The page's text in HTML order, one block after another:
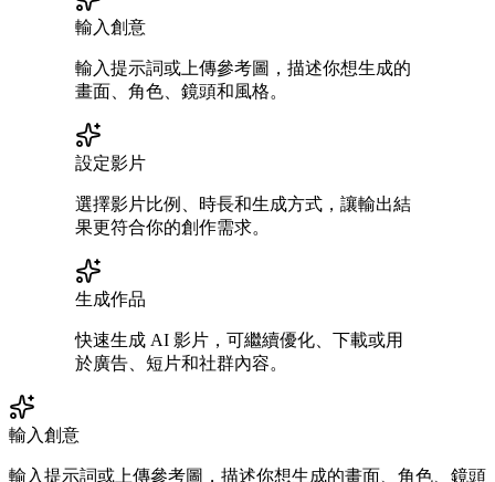
輸入創意
輸入提示詞或上傳參考圖，描述你想生成的
畫面、角色、鏡頭和風格。
設定影片
選擇影片比例、時長和生成方式，讓輸出結
果更符合你的創作需求。
生成作品
快速生成 AI 影片，可繼續優化、下載或用
於廣告、短片和社群內容。
輸入創意
輸入提示詞或上傳參考圖，描述你想生成的畫面、角色、鏡頭